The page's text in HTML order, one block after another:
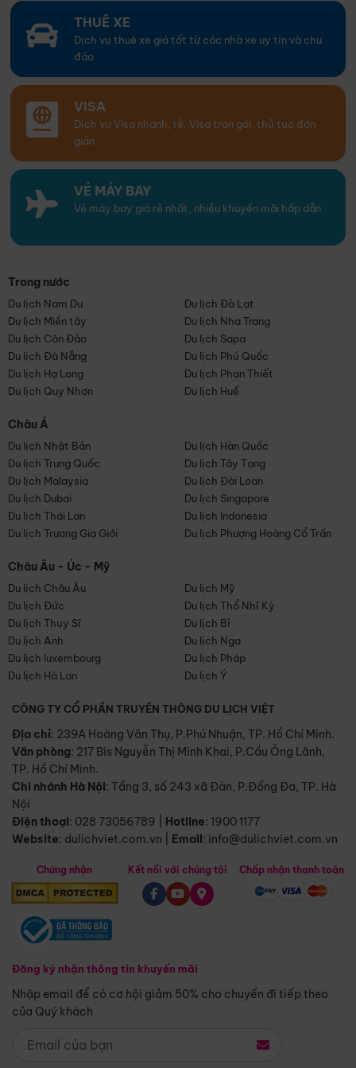
THUÊ XE
Dịch vụ thuê xe giá tốt từ các nhà xe uy tín và chu
đáo
VISA
Dịch vụ Visa nhanh, rẻ. Visa trọn gói, thủ tục đơn
giản
VÉ MÁY BAY
Vé máy bay giá rẻ nhất, nhiều khuyến mãi hấp dẫn
Trong nước
Du lịch Nam Du
Du lịch Đà Lạt
Du lịch Miền tây
Du lịch Nha Trang
Du lịch Côn Đảo
Du lịch Sapa
Du lịch Đà Nẵng
Du lịch Phú Quốc
Du lịch Hạ Long
Du lịch Phan Thiết
Du lịch Quy Nhơn
Du lịch Huế
Châu Á
Du lịch Nhật Bản
Du lịch Hàn Quốc
Du lịch Trung Quốc
Du lịch Tây Tạng
Du lịch Malaysia
Du lịch Đài Loan
Du lịch Dubai
Du lịch Singapore
Du lịch Thái Lan
Du lịch Indonesia
Du lịch Trương Gia Giới
Du lịch Phượng Hoàng Cổ Trấn
Châu Âu - Úc - Mỹ
Du lịch Châu Âu
Du lịch Mỹ
Du lịch Đức
Du lịch Thổ Nhĩ Kỳ
Du lịch Thụy Sĩ
Du lịch Bỉ
Du lịch Anh
Du lịch Nga
Du lịch luxembourg
Du lịch Pháp
Du lịch Hà Lan
Du lịch Ý
CÔNG TY CỔ PHẦN TRUYỀN THÔNG DU LỊCH VIỆT
Địa chỉ: 239A Hoàng Văn Thụ, P.Phú Nhuận, TP. Hồ Chí Minh.
Văn phòng: 217 Bis Nguyễn Thị Minh Khai, P.Cầu Ông Lãnh,
TP. Hồ Chí Minh.
Chi nhánh Hà Nội: Tầng 3, số 243 xã Đàn, P.Đống Đa, TP. Hà
Nội
Điện thoại: 028 73056789 Hotline: 1900 1177
Website: dulichviet.com.vn Email: info@dulichviet.com.vn
Chứng nhận
Đăng ký nhận thông tin khuyến mãi
Nhập email để có cơ hội giảm 50% cho chuyến đi tiếp theo
của Quý khách
Kết nối với chúng tôi Chấp nhận thanh toán